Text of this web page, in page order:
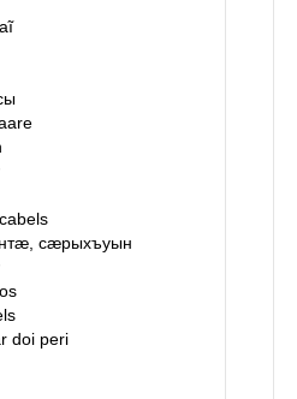
сӕрыхъуын
doi peri